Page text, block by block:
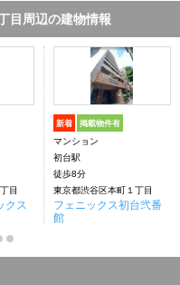
目周辺の建物情報
目
クス
新着 掲載物件有
マンション
初台駅
徒歩8分
東京都渋谷区本町１丁目
フェニックス初台弐番
館